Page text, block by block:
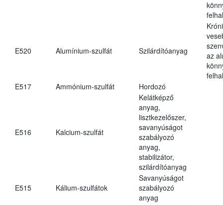
E520 Alumínium-szulfát Szilárdítóanyag
az
E517
Ammónium-szulfát Hordozó
E516 Kalcium-szulfát
Kelátképző
anyag,
lisztkezelőszer,
savanyúságot
szabályozó
anyag,
stabilizátor,
szilárdítóanyag
E515 Kálium-szulfátok
Savanyúságot
szabályozó
anyag